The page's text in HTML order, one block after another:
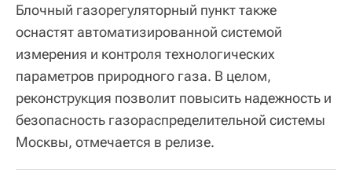
Блочный газорегуляторный пункт также
оснастят автоматизированной системой
измерения и контроля технологических
параметров природного газа. В целом,
реконструкция позволит повысить надежность и
безопасность газораспределительной системы
Москвы, отмечается в релизе.